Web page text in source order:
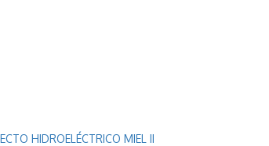
HIDROELÉCTRICO MIEL II